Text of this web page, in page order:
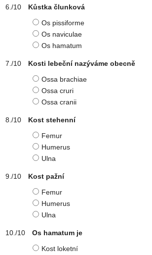
Kůstka člunková
Os pissiforme
Os naviculae
Os hamatum
Kosti lebeční nazýváme obecně
Ossa brachiae
Ossa cruri
Ossa cranii
Kost stehenní
Femur
Humerus
Ulna
Kost pažní
Femur
Humerus
Ulna
Os hamatum je
Kost loketní